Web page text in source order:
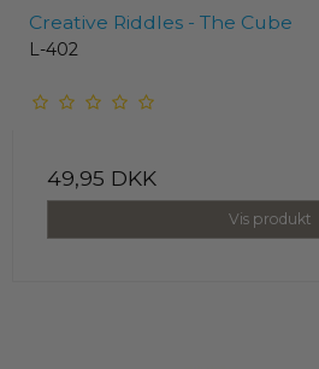
Creative Riddles - The Cube
L-402
49,95 DKK
Vis produkt